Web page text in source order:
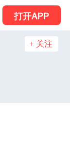
打开APP
+ 关注